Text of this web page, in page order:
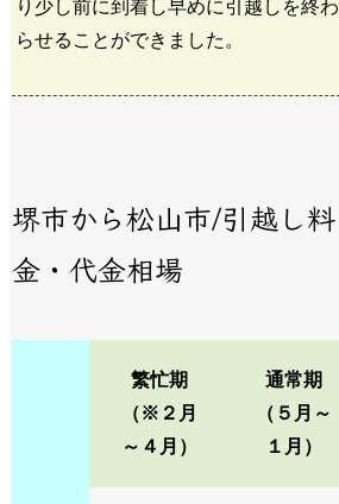
り少し前に到着し早めに引越しを終わ
らせることができました。
堺市から松山市/引越し料
金・代金相場
繁忙期
（※２月
～４月）
通常期
（５月～
１月）